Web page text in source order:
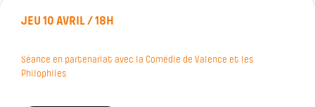
JEU 10 AVRIL / 18H
Séance en partenariat avec la Comédie de Valence et les
Philophiles